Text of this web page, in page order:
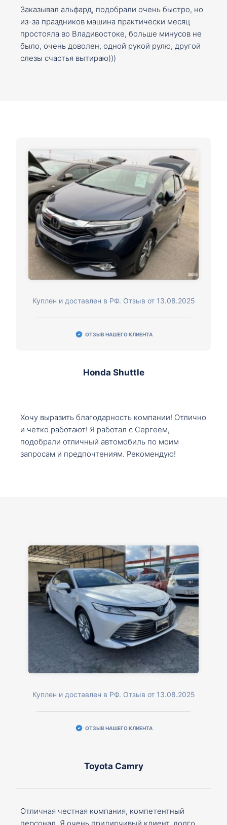
Заказывал альфард, подобрали очень быстро, но
из-за праздников машина практически месяц
простояла во Владивостоке, больше минусов не
было, очень доволен, одной рукой рулю, другой
слезы счастья вытираю)))
Куплен и доставлен в РФ. Отзыв от 13.08.2025
ОТЗЫВ НАШЕГО КЛИЕНТА
Honda Shuttle
Хочу выразить благодарность компании! Отлично
и четко работают! Я работал с Сергеем,
подобрали отличный автомобиль по моим
запросам и предпочтениям. Рекомендую!
Куплен и доставлен в РФ. Отзыв от 13.08.2025
ОТЗЫВ НАШЕГО КЛИЕНТА
Toyota Camry
Отличная честная компания, компетентный